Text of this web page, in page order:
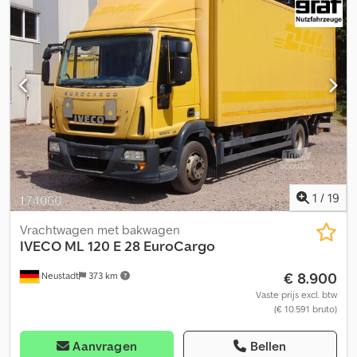
Thermoking Bi-Temperatuur T1000 R – Koeloplegger – Laadklep
1000 kg – Totaalgewicht 11.990 kg – Leeggewicht 7.504 kg –
Wielbasis 4185 cm Koelinstallatie, merk: Thermo King = Verdere
informatie = Vooras: Bestuurbaar Leeggewicht: 7.504 kg
Laadvermogen: 4.486 kg Toelaatbaar totaalgewicht: 11.990 kg
Laadklep: D'hollandia, portaalhefsysteem, 1000 kg
Referentienummer: 22 Neem contact op met Miguel Cubas voor
meer informatie. = Bedrijfsinformatie = Wij zijn gevestigd tussen
Antwerpen en Brussel, langs de A12, in de buurt van de haven van
Antwerpen. Openingstijden: van maandag tot en met vrijdag
continu van 8.30 tot 19.00 uur.
1 / 19
Neustadt 373 km
Vrachtwagen met bakwagen
IVECO ML 120 E 28 EuroCargo
€ 8.900
Vaste prijs excl. btw
(€ 10.591 bruto)
Aanvragen Bellen